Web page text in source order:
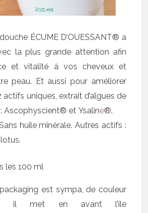
ÉCUME D’OUESSANT® a
la plus grande attention afin
et vitalité à vos cheveux et
peau. Et aussi pour améliorer
actifs uniques, extrait d’algues de
: Ascophyscient® et Ysaline®.
huile minérale. Autres actifs :
les 100 ml
est sympa, de couleur
il met en avant
l’île